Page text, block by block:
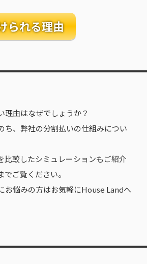
られる理由
理由はなぜでしょうか？
ち、弊社の分割払いの仕組みについ
比較したシミュレーションもご紹介
ご覧ください。
お悩みの方はお気軽にHouse Landへ